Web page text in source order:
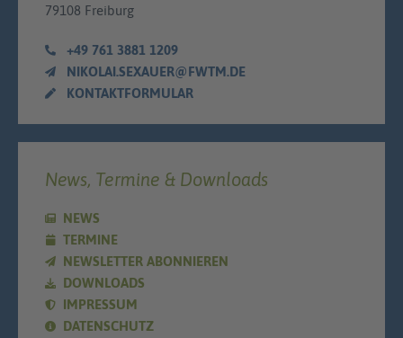
79108 Freiburg
+49 761 3881 1209
NIKOLAI.SEXAUER@FWTM.DE
KONTAKTFORMULAR
News, Termine & Downloads
NEWS
TERMINE
NEWSLETTER ABONNIEREN
DOWNLOADS
IMPRESSUM
DATENSCHUTZ